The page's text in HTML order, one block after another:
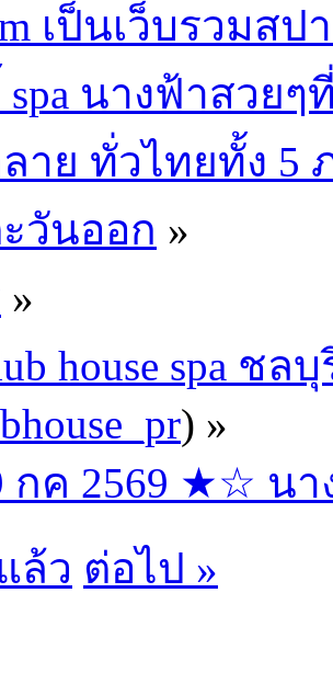
เป็นเว็บรวม
นางฟ้าสวย
าย ทั่วไทยทั้ง 5
วันออก »
»
house spa ช
) »
ค 2569 ★☆ นาง
ล้ว ต่อไป »